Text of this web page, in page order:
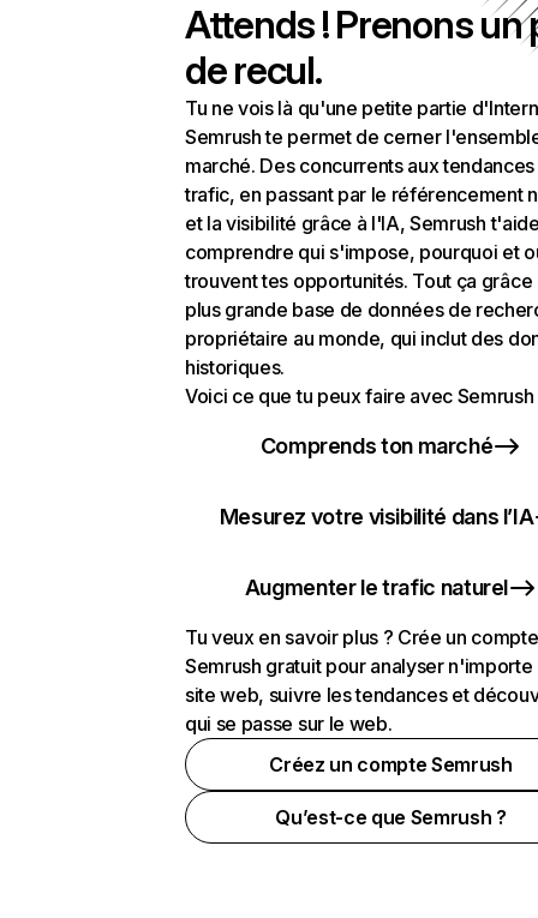
Attends ! Prenons un
de recul.
Tu ne vois là qu'une petite partie
Semrush te permet de cerner
marché. Des concurrents aux
trafic, en passant par le référencement
et la visibilité grâce à l'IA, Semrush
comprendre qui s'impose, pourquoi et
trouvent tes opportunités. Tout ça grâce
plus grande base de données de
propriétaire au monde, qui inclut des
historiques.
Voici ce que tu peux faire avec Semrush
Comprends ton marché
Mesurez votre visibilité dans l’IA
Augmenter le trafic naturel
Tu veux en savoir plus ? Crée un compte
Semrush gratuit pour analyser n'importe
site web, suivre les tendances et
qui se passe sur le web.
Créez un compte Semrush
Qu’est-ce que Semrush ?